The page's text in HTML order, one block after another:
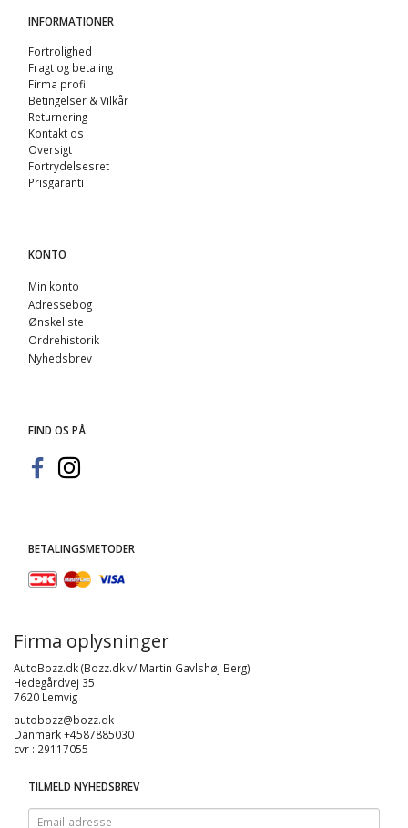
INFORMATIONER
Fortrolighed
Fragt og betaling
Firma profil
Betingelser & Vilkår
Returnering
Kontakt os
Oversigt
Fortrydelsesret
Prisgaranti
KONTO
Min konto
Adressebog
Ønskeliste
Ordrehistorik
Nyhedsbrev
FIND OS PÅ
BETALINGSMETODER
Firma oplysninger
AutoBozz.dk (Bozz.dk v/ Martin Gavlshøj Berg)
Hedegårdvej 35
7620 Lemvig
autobozz@bozz.dk
Danmark +4587885030
cvr : 29117055
TILMELD NYHEDSBREV
Email-